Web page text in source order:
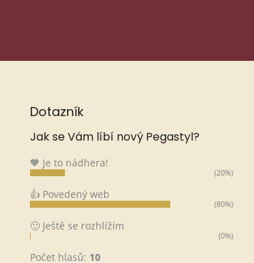
Dotazník
Jak se Vám líbí nový Pegastyl?
🧡 Je to nádhera!
(20%)
👍 Povedený web
(80%)
🙂 Ještě se rozhlížím
(0%)
Počet hlasů: 10